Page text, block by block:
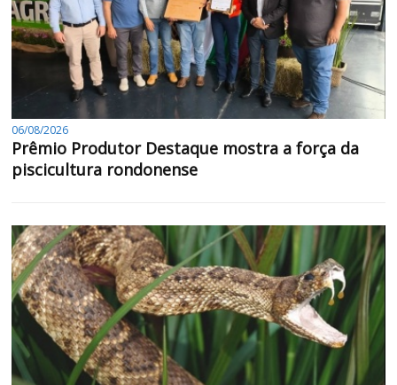
06/08/2026
Prêmio Produtor Destaque mostra a força da
piscicultura rondonense